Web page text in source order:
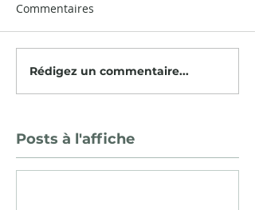
Commentaires
Rédigez un commentaire...
Posts à l'affiche